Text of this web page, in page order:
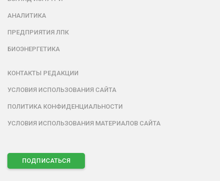
АНАЛИТИКА
ПРЕДПРИЯТИЯ ЛПК
БИОЭНЕРГЕТИКА
КОНТАКТЫ РЕДАКЦИИ
УСЛОВИЯ ИСПОЛЬЗОВАНИЯ САЙТА
ПОЛИТИКА КОНФИДЕНЦИАЛЬНОСТИ
УСЛОВИЯ ИСПОЛЬЗОВАНИЯ МАТЕРИАЛОВ САЙТА
ПОДПИСАТЬСЯ